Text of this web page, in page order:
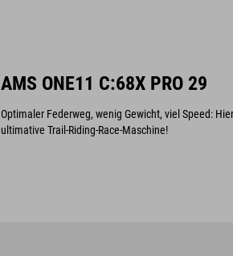
AMS ONE11 C:68X PRO 29
Optimaler Federweg, wenig Gewicht, viel Speed:
ultimative Trail-Riding-Race-Maschine!